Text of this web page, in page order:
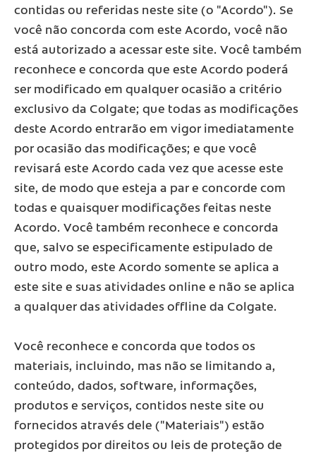
A
O
L
E
C
O
N
S
U
Or
Es
Gl
O
contidas ou referidas neste site (o "Acordo"). Se
você não concorda com este Acordo, você não
está autorizado a acessar este site. Você também
reconhece e concorda que este Acordo poderá
ser modificado em qualquer ocasião a critério
exclusivo da Colgate; que todas as modificações
deste Acordo entrarão em vigor imediatamente
por ocasião das modificações; e que você
revisará este Acordo cada vez que acesse este
site, de modo que esteja a par e concorde com
todas e quaisquer modificações feitas neste
Acordo. Você também reconhece e concorda
que, salvo se especificamente estipulado de
outro modo, este Acordo somente se aplica a
este site e suas atividades online e não se aplica
a qualquer das atividades offline da Colgate.
Você reconhece e concorda que todos os
materiais, incluindo, mas não se limitando a,
conteúdo, dados, software, informações,
produtos e serviços, contidos neste site ou
fornecidos através dele ("Materiais") estão
protegidos por direitos ou leis de proteção de